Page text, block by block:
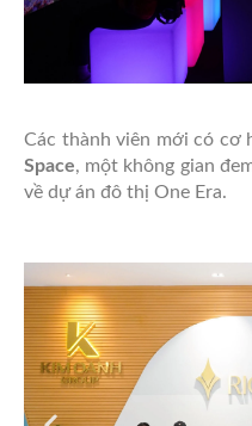
Các thành viên mới có cơ
Space, một không gian
về dự án đô thị One Era.